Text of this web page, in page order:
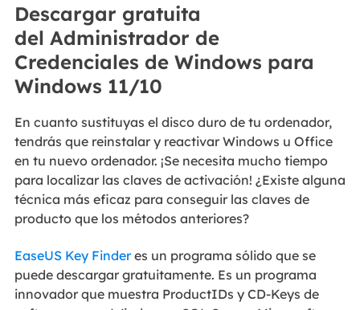
Descargar gratuita
del Administrador de
Credenciales de Windows para
Windows 11/10
En cuanto sustituyas el disco duro de tu ordenador,
tendrás que reinstalar y reactivar Windows u Office
en tu nuevo ordenador. ¡Se necesita mucho tiempo
para localizar las claves de activación! ¿Existe alguna
técnica más eficaz para conseguir las claves de
producto que los métodos anteriores?
EaseUS Key Finderes un programa sólido que se
puede descargar gratuitamente. Es un programa
innovador que muestra ProductIDs y CD-Keys de